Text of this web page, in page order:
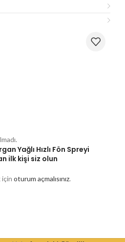
Yağlı Hızlı Fön Spreyi
ilk kişi siz olun
için oturum açmalısınız.